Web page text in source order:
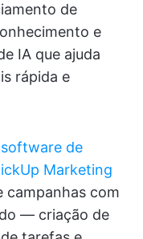
de
e
IA que ajuda
rápida e
de
Marketing
campanhas com
— criação de